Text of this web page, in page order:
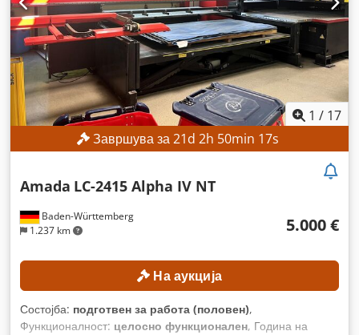
1 / 17
Завршува за21d 2h 50min 16s
Baden-Württemberg
1.237 km
Amada LC-2415 Alpha IV NT
5.000 €
На аукција
Состојба: подготвен за работа (половен),
Функционалност: целосно функционален, Година на